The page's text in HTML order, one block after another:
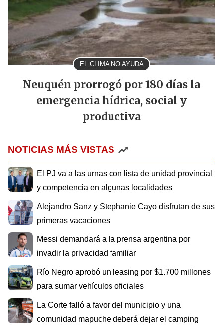
EL CLIMA NO AYUDA
Neuquén prorrogó por 180 días la
emergencia hídrica, social y
productiva
NOTICIAS MÁS VISTAS
El PJ va a las urnas con lista de unidad provincial
y competencia en algunas localidades
Alejandro Sanz y Stephanie Cayo disfrutan de sus
primeras vacaciones
Messi demandará a la prensa argentina por
invadir la privacidad familiar
Río Negro aprobó un leasing por $1.700 millones
para sumar vehículos oficiales
La Corte falló a favor del municipio y una
comunidad mapuche deberá dejar el camping